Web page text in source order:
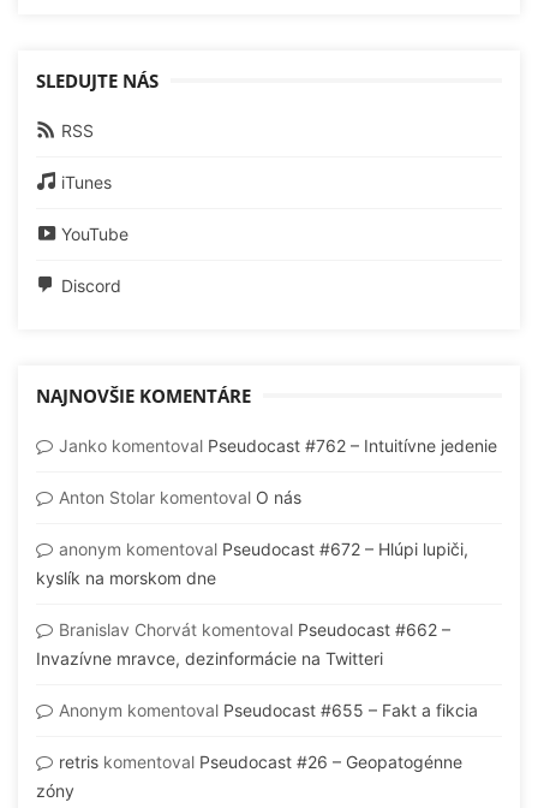
SLEDUJTE NÁS
RSS
iTunes
YouTube
Discord
NAJNOVŠIE KOMENTÁRE
Janko komentoval Pseudocast #762 – Intuitívne jedenie
Anton Stolar komentoval O nás
anonym komentoval Pseudocast #672 – Hlúpi lupiči,
kyslík na morskom dne
Branislav Chorvát komentoval Pseudocast #662 –
Invazívne mravce, dezinformácie na Twitteri
Anonym komentoval Pseudocast #655 – Fakt a fikcia
retris komentoval Pseudocast #26 – Geopatogénne
zóny